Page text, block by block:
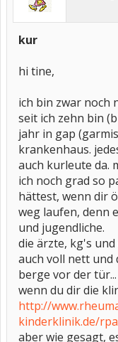
kur
hi tine,
ich bin zwar noch
seit ich zehn bin
jahr in gap
krankenhaus.
auch kurleute da.
ich noch grad so
hättest, wenn dir
weg laufen, denn
und jugendliche.
die ärzte, kg's
auch voll nett und
berge vor der tür...
wenn du dir die
http://
kinderklinik.de/
aber wie gesagt,